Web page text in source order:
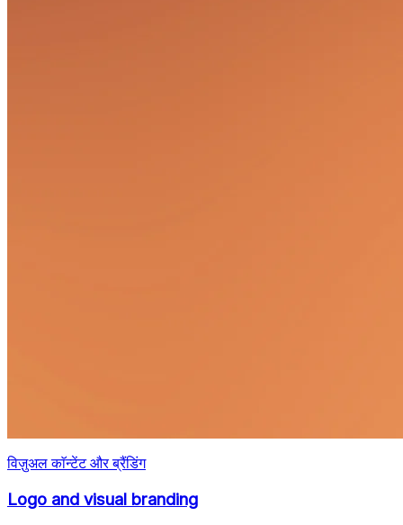
विज़ुअल काॅन्टेंट और ब्रैंडिंग
Logo and visual branding